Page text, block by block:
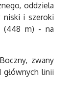
oddziela
niski i szeroki
(448 m) - na
zwany
głównych linii